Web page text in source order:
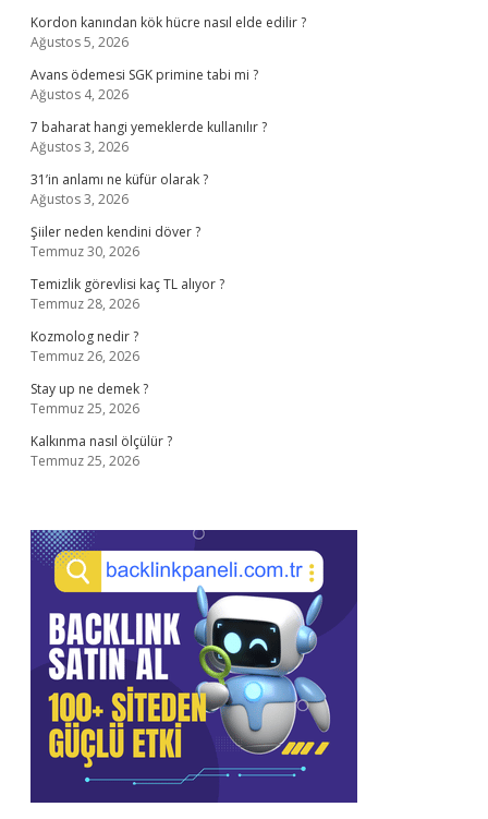
Kordon kanından kök hücre nasıl elde edilir ?
Ağustos 5, 2026
Avans ödemesi SGK primine tabi mi ?
Ağustos 4, 2026
7 baharat hangi yemeklerde kullanılır ?
Ağustos 3, 2026
31’in anlamı ne küfür olarak ?
Ağustos 3, 2026
Şiiler neden kendini döver ?
Temmuz 30, 2026
Temizlik görevlisi kaç TL alıyor ?
Temmuz 28, 2026
Kozmolog nedir ?
Temmuz 26, 2026
Stay up ne demek ?
Temmuz 25, 2026
Kalkınma nasıl ölçülür ?
Temmuz 25, 2026